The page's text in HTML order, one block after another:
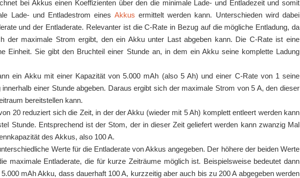
bei Akkus einen Koeffizienten über den die minimale Lade- und Entladezeit und somit
Lade- und Entladestrom eines Akkus ermittelt werden kann. Unterschieden wird dabei
und der Entladerate. Relevanter ist die C-Rate in Bezug auf die mögliche Entladung, da
der maximale Strom ergibt, den ein Akku unter Last abgeben kann. Die C-Rate ist eine
Einheit. Sie gibt den Bruchteil einer Stunde an, in dem ein Akku seine komplette Ladung
ein Akku mit einer Kapazität von 5.000 mAh (also 5 Ah) und einer C-Rate von 1 seine
innerhalb einer Stunde abgeben. Daraus ergibt sich der maximale Strom von 5 A, den dieser
bereitstellen kann.
20 reduziert sich die Zeit, in der der Akku (wieder mit 5 Ah) komplett entleert werden kann
Stunde. Entsprechend ist der Stom, der in dieser Zeit geliefert werden kann zwanzig Mal
des Akkus, also 100 A.
Werte für die Entladerate von Akkus angegeben. Der höhere der beiden Werte
maximale Entladerate, die für kurze Zeiträume möglich ist. Beispielsweise bedeutet dann
mAh Akku, dass dauerhaft 100 A, kurzzeitig aber auch bis zu 200 A abgegeben werden